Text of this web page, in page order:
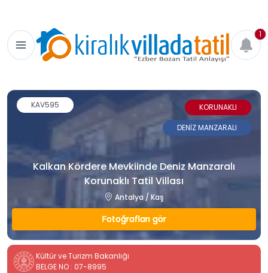
1
Kalkan Kördere Mevkiinde Deniz Manzaralı
Korunaklı Tatil Villası
Antalya / Kaş
Fotoğrafları gör
KAV595
KORUNAKLI
DENİZ MANZARALI
Kültür ve Turizm Bakanlığı
BELGE NO : 07-8995